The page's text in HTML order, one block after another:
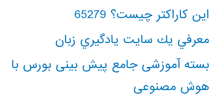
این کاراکتر چیست؟ 65279
معرفي يك سايت يادگيري زبان
بسته آموزشی جامع پیش بینی بورس با
هوش مصنوعی